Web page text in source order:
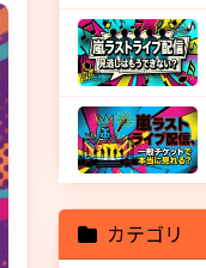
カテゴリ